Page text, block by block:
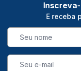
E receba